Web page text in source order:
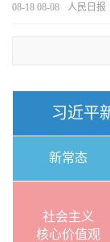
现代化强国的客观要
08-18 08-08 人民日报
习近平
新常态
社会主义
核心价值观